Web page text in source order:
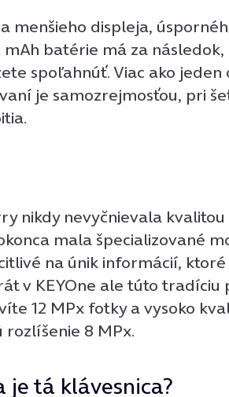
menšieho displeja,
batérie má za následok,
spoľahnúť. Viac ako
je samozrejmosťou, pri
nikdy nevyčnievala kvalitou
mala špecializované
na únik informácií,
v KEYOne ale túto tradíciu
12 MPx fotky a vysoko
8 MPx.
je tá klávesnica?